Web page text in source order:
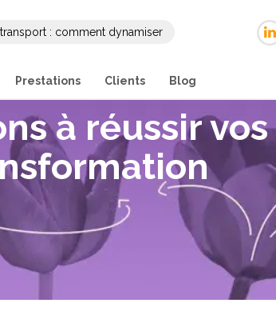
: comment dynamiser
Prestations Clients Blog
à réussir